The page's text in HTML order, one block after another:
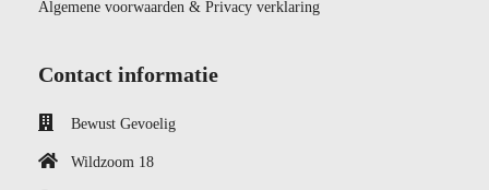
Algemene voorwaarden & Privacy verklaring
Contact informatie
Bewust Gevoelig
Wildzoom 18